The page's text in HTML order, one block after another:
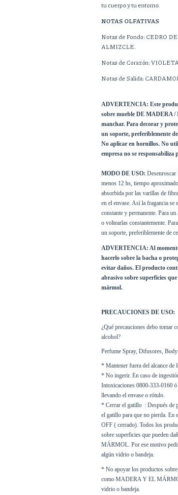
tu cuerpo y tu entorno.
NOTAS OLFATIVAS
Notas de Fondo: CEDRO
ALMIZCLE.
Notas de Corazón:
Notas de Salida:
ADVERTENCIA: Este
sobre mueble DE MADERA
manchar. Para decorar y
un soporte, preferiblemente
No aplicar en hornillos. No
empresa no se responsabiliza
MODO DE USO: Desenroscar
menos 12 hs, tiempo
absorbida por las varillas de
en el envase. Así la fragancia se
constante y permanente. Para
o voltearlas constantemente.
un soporte, preferiblemente de
ADVERTENCIA: Al
hacerlo sobre la bacha o
evitar daños. El producto
abrasivo sobre superficies
mármol.
PRECAUCIONES DE USO:
¿Qué precauciones debo tomar
alcohol?
Perfume Spray, Difusores, Body
* Mantener fuera del alcance de
* No ingerir. En caso de
Intoxicaciones 0800-333-0160
llevando el envase o rótulo.
* Cerrar el gatillo  : Después de
el gatillo para que no pierda. En
OFF ( cerrado). Todos los
sobre superficies que pueden
MÁRMOL. Por ese motivo
algún vidrio o bandeja.
* No apoyar los productos sobre
como MADERA Y EL
vidrio o bandeja.